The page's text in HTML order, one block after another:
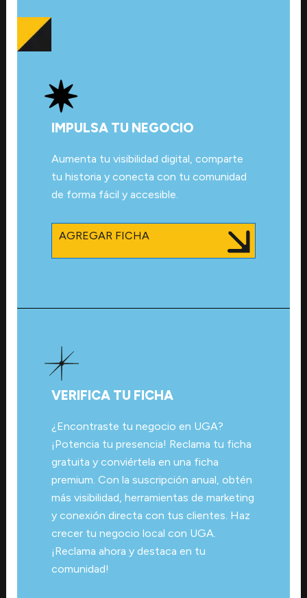
IMPULSA TU NEGOCIO
Aumenta tu visibilidad digital, comparte
tu historia y conecta con tu comunidad
de forma fácil y accesible.
AGREGAR FICHA
VERIFICA TU FICHA
¿Encontraste tu negocio en UGA?
¡Potencia tu presencia! Reclama tu ficha
gratuita y conviértela en una ficha
premium. Con la suscripción anual, obtén
más visibilidad, herramientas de marketing
y conexión directa con tus clientes. Haz
crecer tu negocio local con UGA.
¡Reclama ahora y destaca en tu
comunidad!